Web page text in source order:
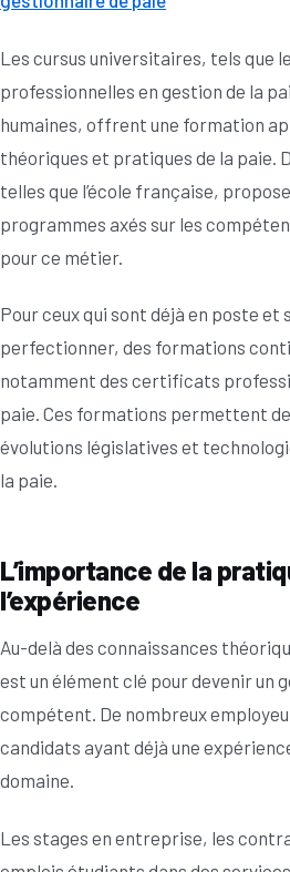
Les cursus universitaires, tels que
professionnelles en gestion de la
humaines, offrent une formation
théoriques et pratiques de la paie.
telles que l’école française,
programmes axés sur les
pour ce métier.
Pour ceux qui sont déjà en poste et
perfectionner, des formations
notamment des certificats
paie. Ces formations permettent
évolutions législatives et
la paie.
L’importance de la
l’expérience
Au-delà des connaissances
est un élément clé pour devenir un
compétent. De nombreux
candidats ayant déjà une
domaine.
Les stages en entreprise, les